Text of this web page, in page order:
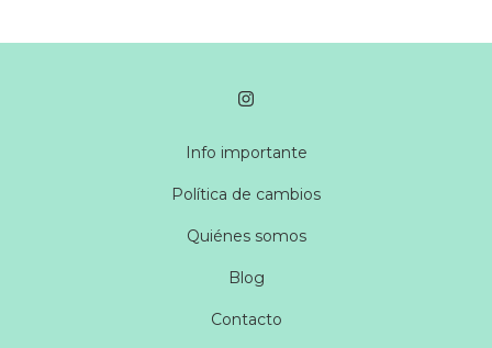
Info importante
Política de cambios
Quiénes somos
Blog
Contacto